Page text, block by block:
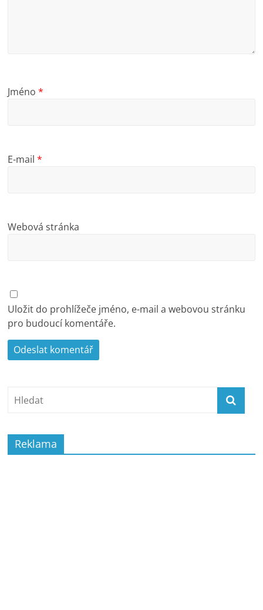
Jméno*
E-mail*
Webová stránka
Uložit do prohlížeče jméno, e-mail a webovou stránku
pro budoucí komentáře.
Reklama